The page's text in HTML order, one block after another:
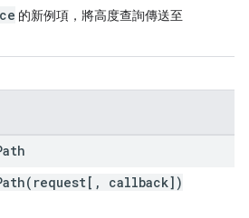
的新例項，將高度查詢傳送至
callback])